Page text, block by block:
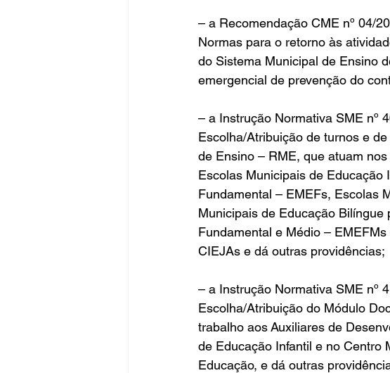
– a Recomendação CME nº 04/
Normas para o retorno às
do Sistema Municipal de Ensino
emergencial de prevenção do
– a Instrução Normativa SME nº
Escolha/Atribuição de turnos e
de Ensino – RME, que atuam
Escolas Municipais de Educação
Fundamental – EMEFs, Escolas
Municipais de Educação
Fundamental e Médio –
CIEJAs e dá outras providências;
– a Instrução Normativa SME nº
Escolha/Atribuição do Módulo
trabalho aos Auxiliares de
de Educação Infantil e no Centro
Educação, e dá outras